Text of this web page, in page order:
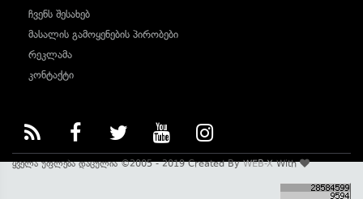
ჩვენს შესახებ
მასალის გამოყენების პირობები
რეკლამა
კონტაქტი
ყველა უფლება დაცულია ©2005 - 2019 Created ByWEB-XWith